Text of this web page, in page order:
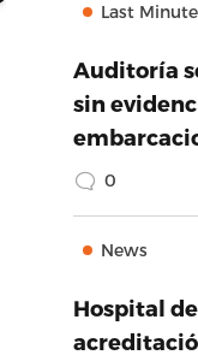
Last Minute
Auditoría
sin
0
News
Hospital